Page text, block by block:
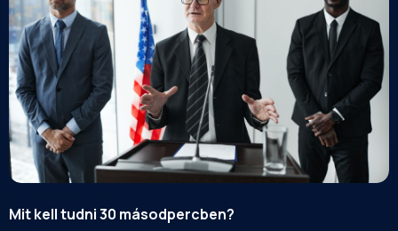
Mit kell tudni 30 másodpercben?